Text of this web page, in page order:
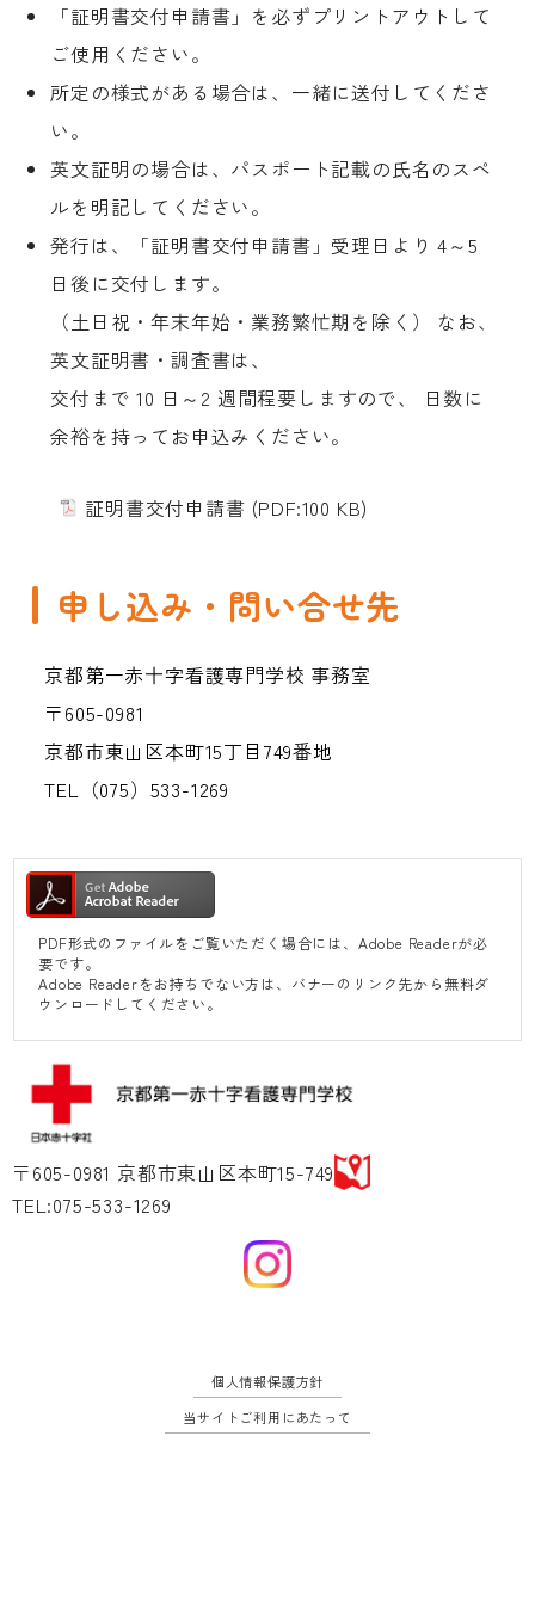
「証明書交付申請書」を必ずプリントアウトして
ご使用ください。
所定の様式がある場合は、一緒に送付してくださ
い。
英文証明の場合は、パスポート記載の氏名のスペ
ルを明記してください。
発行は、「証明書交付申請書」受理日より 4～5
日後に交付します。
（土日祝・年末年始・業務繁忙期を除く） なお、
英文証明書・調査書は、
交付まで 10 日～2 週間程要しますので、 日数に
余裕を持ってお申込みください。
証明書交付申請書 (PDF:100 KB)
申し込み・問い合せ先
京都第一赤十字看護専門学校 事務室
〒605-0981
京都市東山区本町15丁目749番地
TEL（075）533-1269
PDF形式のファイルをご覧いただく場合には、Adobe Readerが必
要です。
Adobe Readerをお持ちでない方は、バナーのリンク先から無料ダ
ウンロードしてください。
〒605-0981 京都市東山区本町15-749
TEL:075-533-1269
個人情報保護方針
当サイトご利用にあたって